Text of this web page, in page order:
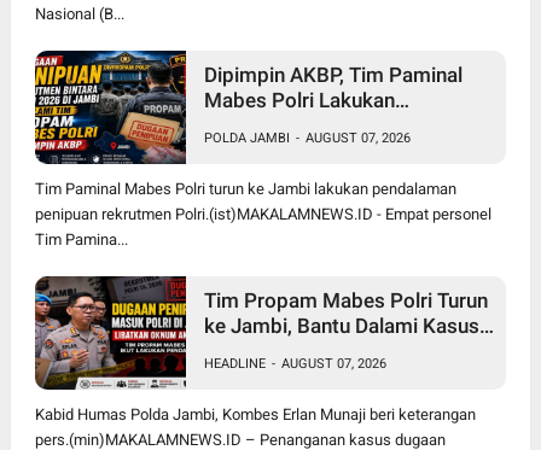
Nasional (B...
Dipimpin AKBP, Tim Paminal
Mabes Polri Lakukan
Rekrutmen Bintara di Polda
Jambi
POLDA JAMBI - AUGUST 07, 2026
Tim Paminal Mabes Polri turun ke Jambi lakukan pendalaman
penipuan rekrutmen Polri.(ist)MAKALAMNEWS.ID - Empat personel
Tim Pamina...
Tim Propam Mabes Polri Turun
ke Jambi, Bantu Dalami Kasus
Bintara Polri 2026
HEADLINE - AUGUST 07, 2026
Kabid Humas Polda Jambi, Kombes Erlan Munaji beri keterangan
pers.(min)MAKALAMNEWS.ID – Penanganan kasus dugaan